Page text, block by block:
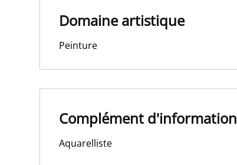
Domaine artistique
Peinture
Complément d'information
Aquarelliste